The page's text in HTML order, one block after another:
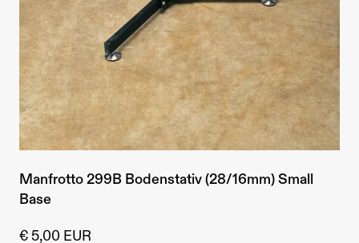
Manfrotto 299B Bodenstativ (28/16mm) Small
Base
€ 5,00 EUR